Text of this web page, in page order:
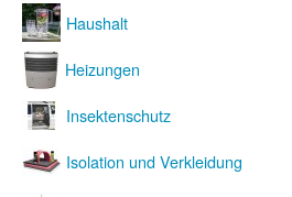
Haushalt
Heizungen
Insektenschutz
Isolation und Verkleidung